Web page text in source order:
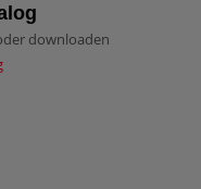
downloaden